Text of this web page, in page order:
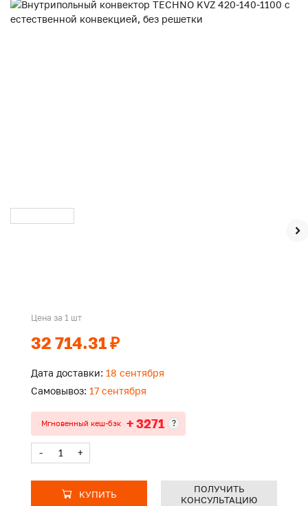
Цена за 1 шт
32 714.31 ₽
Дата доставки: 18 сентября
Самовывоз: 17 сентября
Мгновенный кеш-бэк + 3271 ?
- +
КУПИТЬ
ПОЛУЧИТЬ
КОНСУЛЬТАЦИЮ